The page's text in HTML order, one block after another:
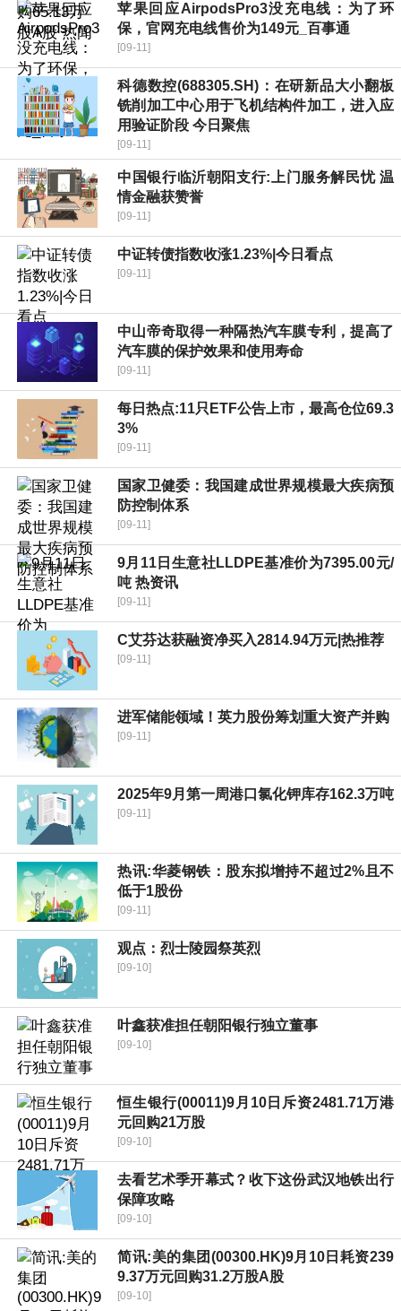
苹果回应AirpodsPro3没充电线：为了环
保，官网充电线售价为149元_百事通
[09-11]
科德数控(688305.SH)：在研新品大小翻板
铣削加工中心用于飞机结构件加工，进入应
用验证阶段 今日聚焦
[09-11]
中国银行临沂朝阳支行:上门服务解民忧 温
情金融获赞誉
[09-11]
中证转债指数收涨1.23%|今日看点
[09-11]
中山帝奇取得一种隔热汽车膜专利，提高了
汽车膜的保护效果和使用寿命
[09-11]
每日热点:11只ETF公告上市，最高仓位69.3
3%
[09-11]
国家卫健委：我国建成世界规模最大疾病预
防控制体系
[09-11]
9月11日生意社LLDPE基准价为7395.00元/
吨 热资讯
[09-11]
C艾芬达获融资净买入2814.94万元|热推荐
[09-11]
进军储能领域！英力股份筹划重大资产并购
[09-11]
2025年9月第一周港口氯化钾库存162.3万吨
[09-11]
热讯:华菱钢铁：股东拟增持不超过2%且不
低于1股份
[09-11]
观点：烈士陵园祭英烈
[09-10]
叶鑫获准担任朝阳银行独立董事
[09-10]
恒生银行(00011)9月10日斥资2481.71万港
元回购21万股
[09-10]
去看艺术季开幕式？收下这份武汉地铁出行
保障攻略
[09-10]
简讯:美的集团(00300.HK)9月10日耗资239
9.37万元回购31.2万股A股
[09-10]